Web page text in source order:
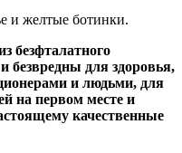
и желтые ботинки.
безфталатного
безвредны для здоровья,
и людьми, для
на первом месте и
качественные